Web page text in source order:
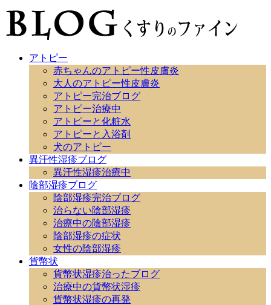
アトピー
赤ちゃんのアトピー性皮膚炎
大人のアトピー性皮膚炎
アトピー完治ブログ
アトピー治療中
アトピーと化粧水
アトピーと入浴剤
犬のアトピー
異汗性湿疹ブログ
異汗性湿疹治療中
陰部湿疹ブログ
陰部湿疹完治ブログ
治らない陰部湿疹
治療中の陰部湿疹
陰部湿疹の症状
女性の陰部湿疹
貨幣状
貨幣状湿疹治ったブログ
治療中の貨幣状湿疹
貨幣状湿疹の再発